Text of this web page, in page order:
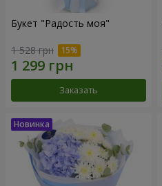
Букет "Радость моя"
1 528 грн
Заказать